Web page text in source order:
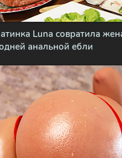
Luna совратила
анальной ебли